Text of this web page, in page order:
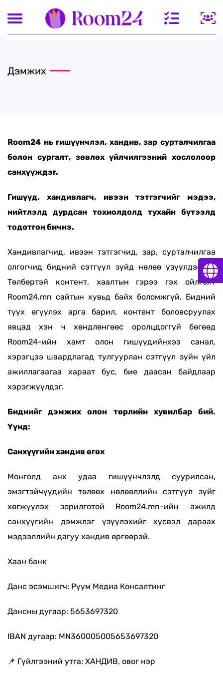
Дэмжих
Room24 нь гишүүнчлэл, хандив, зар сурталчилгаа
болон сургалт, зөвлөх үйлчилгээний хослолоор
санхүүждэг.
Гишүүд, хандивлагч, ивээн тэтгэгчийг мэдээ,
нийтлэлд дурдсан тохиолдолд тухайн бүтээлд
тодотгон бичнэ.
Хандивлагчид, ивээн тэтгэгчид, зар, сурталчилгаа
олгогчид бидний сэтгүүл зүйд нөлөө үзүүлдэггүй.
Төлбөртэй контент, хаалтын гэрээ гэх ойлголт
Room24.mn сайтын хувьд байх боломжгүй. Бидний
түүх өгүүлэх арга барил, контент боловсруулах
явцад хэн ч хөндлөнгөөс оролцдоггүй бөгөөд
Room24-ийн хамт олон гишүүдийнхээ санал,
хэрэгцээ шаардлагад тулгуурлан сэтгүүл зүйн үйл
ажиллагаагаа хараат бус, бие даасан байдлаар
хэрэгжүүлдэг.
Биднийг дэмжих олон төрлийн хувилбар бий.
Үүнд:
Санхүүгийн хандив өгөх
Монголд анх удаа гишүүнчлэлд суурилсан,
эмэгтэйчүүдийн төлөөх нөлөөллийн сэтгүүл зүйг
хөгжүүлэх зорилготой Room24.mn-ийн ажилд
санхүүгийн дэмжлэг үзүүлэхийг хүсвэл дараах
мэдээллийн дагуу хандив өргөөрэй.
Хаан банк
Данс эсэмшигч: Рүүм Медиа Консалтинг
Дансны дугаар: 5653697320
IBAN дугаар: MN360005005653697320
📌 Гүйлгээний утга: ХАНДИВ, овог нэр